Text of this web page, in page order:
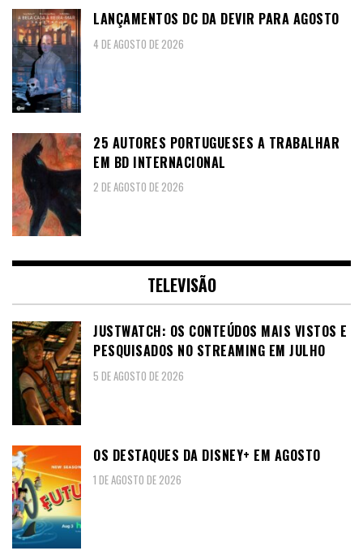
LANÇAMENTOS DC DA DEVIR PARA AGOSTO
4 DE AGOSTO DE 2026
25 AUTORES PORTUGUESES A TRABALHAR
EM BD INTERNACIONAL
2 DE AGOSTO DE 2026
TELEVISÃO
JUSTWATCH: OS CONTEÚDOS MAIS VISTOS E
PESQUISADOS NO STREAMING EM JULHO
5 DE AGOSTO DE 2026
OS DESTAQUES DA DISNEY+ EM AGOSTO
1 DE AGOSTO DE 2026